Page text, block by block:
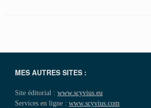
MES AUTRES SITES :
Site éditorial : www.scyvius.eu
Services en ligne : www.scyvius.com